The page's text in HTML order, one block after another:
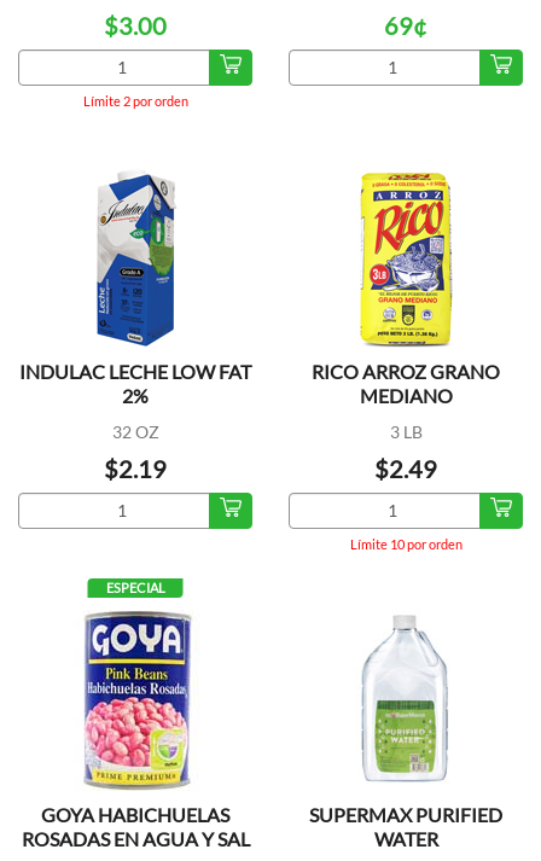
Límite 2 por orden
$3.00 69¢
INDULAC LECHE LOW FAT
2%
32 OZ
$2.19
RICO ARROZ GRANO
MEDIANO
3 LB
Límite 10 por orden
$2.49
ESPECIAL
GOYA HABICHUELAS
ROSADAS EN AGUA Y SAL
SUPERMAX PURIFIED
WATER